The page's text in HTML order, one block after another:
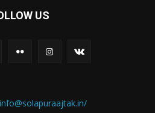
US
info@solapuraajtak.in/